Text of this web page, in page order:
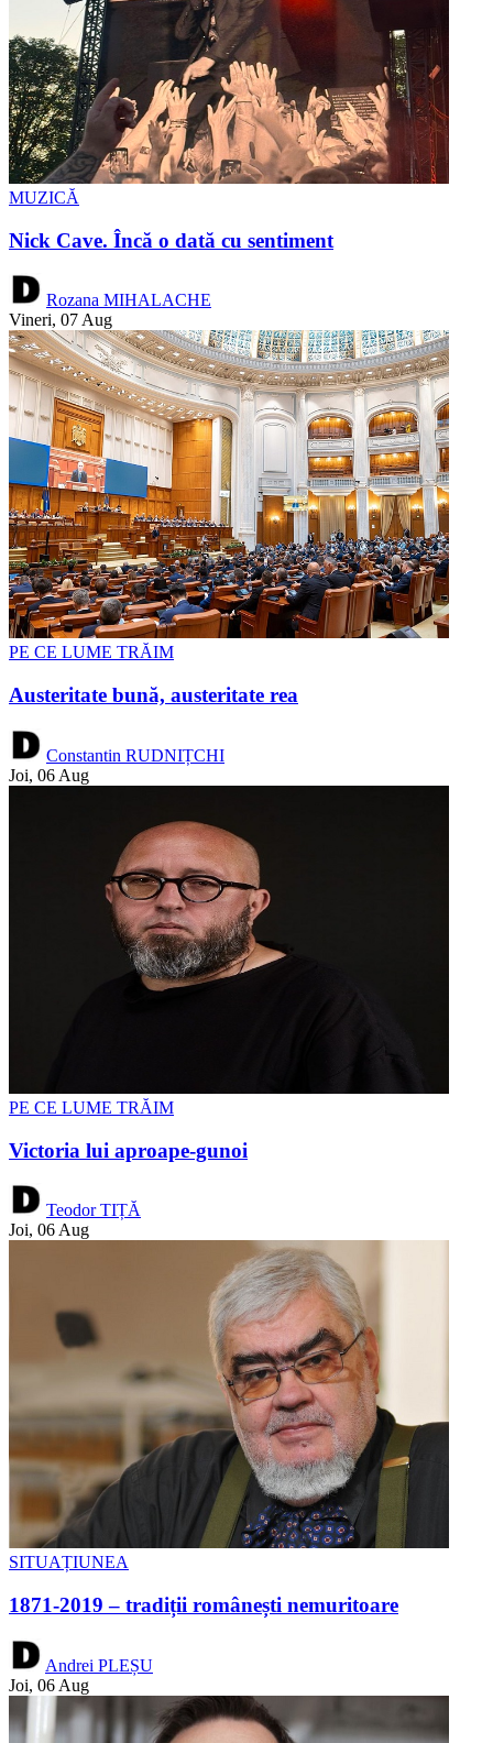
MUZICĂ
Nick Cave. Încă o dată cu sentiment
Rozana MIHALACHE
Vineri, 07 Aug
PE CE LUME TRĂIM
Austeritate bună, austeritate rea
Constantin RUDNIȚCHI
Joi, 06 Aug
PE CE LUME TRĂIM
Victoria lui aproape-gunoi
Teodor TIȚĂ
Joi, 06 Aug
SITUAȚIUNEA
1871-2019 – tradiții românești nemuritoare
Andrei PLEȘU
Joi, 06 Aug